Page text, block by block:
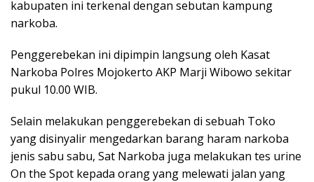
kabupaten ini terkenal dengan sebutan kampung
narkoba.
Penggerebekan ini dipimpin langsung oleh Kasat
Narkoba Polres Mojokerto AKP Marji Wibowo sekitar
pukul 10.00 WIB.
Selain melakukan penggerebekan di sebuah Toko
yang disinyalir mengedarkan barang haram narkoba
jenis sabu sabu, Sat Narkoba juga melakukan tes urine
On the Spot kepada orang yang melewati jalan yang